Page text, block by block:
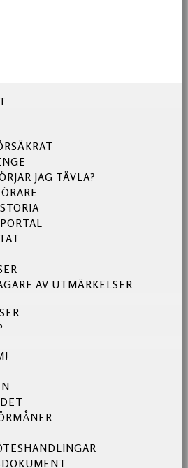
JAG TÄVLA?
AV UTMÄRKELSER